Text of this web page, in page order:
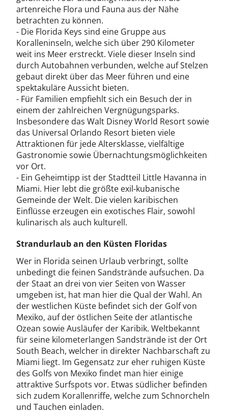
artenreiche Flora und Fauna aus der Nähe
betrachten zu können.
- Die Florida Keys sind eine Gruppe aus
Koralleninseln, welche sich über 290 Kilometer
weit ins Meer erstreckt. Viele dieser Inseln sind
durch Autobahnen verbunden, welche auf Stelzen
gebaut direkt über das Meer führen und eine
spektakuläre Aussicht bieten.
- Für Familien empfiehlt sich ein Besuch der in
einem der zahlreichen Vergnügungsparks.
Insbesondere das Walt Disney World Resort sowie
das Universal Orlando Resort bieten viele
Attraktionen für jede Altersklasse, vielfältige
Gastronomie sowie Übernachtungsmöglichkeiten
vor Ort.
- Ein Geheimtipp ist der Stadtteil Little Havanna in
Miami. Hier lebt die größte exil-kubanische
Gemeinde der Welt. Die vielen karibischen
Einflüsse erzeugen ein exotisches Flair, sowohl
kulinarisch als auch kulturell.
Strandurlaub an den Küsten Floridas
Wer in Florida seinen Urlaub verbringt, sollte
unbedingt die feinen Sandstrände aufsuchen. Da
der Staat an drei von vier Seiten von Wasser
umgeben ist, hat man hier die Qual der Wahl. An
der westlichen Küste befindet sich der Golf von
Mexiko, auf der östlichen Seite der atlantische
Ozean sowie Ausläufer der Karibik. Weltbekannt
für seine kilometerlangen Sandstrände ist der Ort
South Beach, welcher in direkter Nachbarschaft zu
Miami liegt. Im Gegensatz zur eher ruhigen Küste
des Golfs von Mexiko findet man hier einige
attraktive Surfspots vor. Etwas südlicher befinden
sich zudem Korallenriffe, welche zum Schnorcheln
und Tauchen einladen.